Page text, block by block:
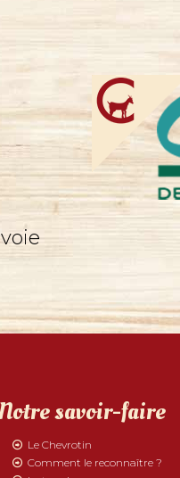
savoir-faire
Le Chevrotin
Comment le reconnaître ?